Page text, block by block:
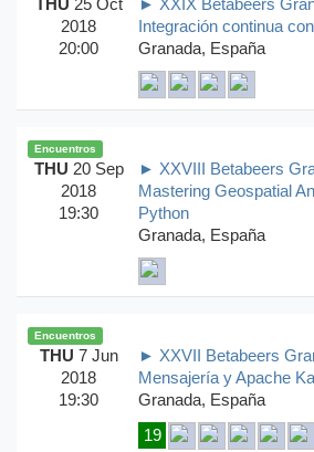
THU 25 Oct
2018
20:00
► XXIX Betabeers
Integración continua
Granada, España
Encuentros
THU 20 Sep
2018
19:30
► XXVIII Betabeers
Mastering Geospatial
Python
Granada, España
Encuentros
THU 7 Jun
2018
19:30
► XXVII Betabeers
Mensajería y Apache
Granada, España
19